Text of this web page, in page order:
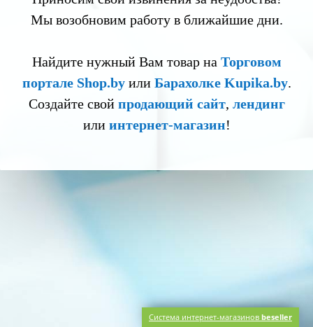
Мы возобновим работу в ближайшие дни.
Найдите нужный Вам товар на Торговом
портале Shop.byили Барахолке Kupika.by.
Создайте свой продающий сайт, лендинг
или интернет-магазин!
Система интернет-магазинов beseller